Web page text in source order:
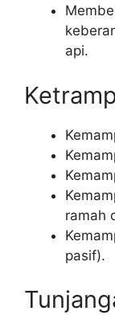
api.
ramah
pasif).